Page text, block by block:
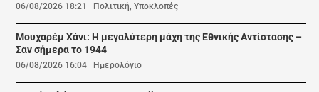
06/08/2026 18:21 | Πολιτική,Υποκλοπές
Μουχαρέμ Χάνι: Η μεγαλύτερη μάχη της Εθνικής Αντίστασης –
Σαν σήμερα το 1944
06/08/2026 16:04 | Ημερολόγιο